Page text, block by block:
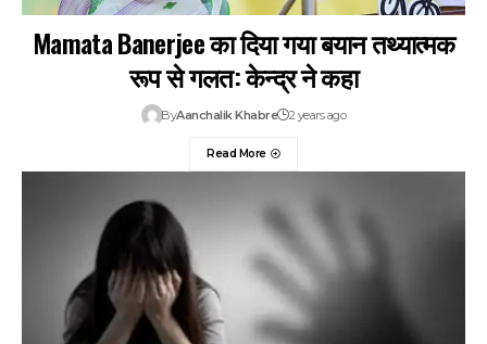
Mamata Banerjee का दिया गया बयान तथ्यात्मक
रूप से गलत: केन्द्र ने कहा
ByAanchalik Khabre 2 years ago
Read More